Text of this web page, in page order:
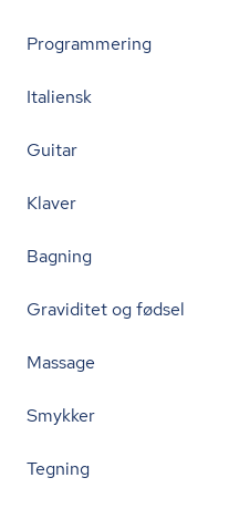
Programmering
Italiensk
Guitar
Klaver
Bagning
Graviditet og fødsel
Massage
Smykker
Tegning